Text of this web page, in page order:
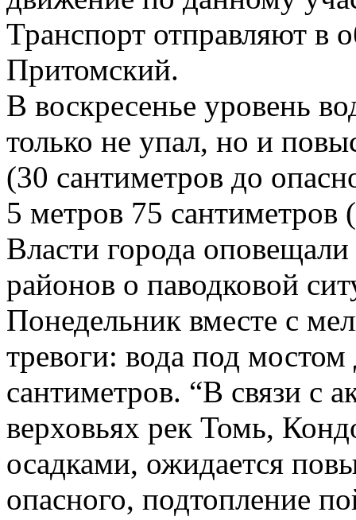
Транспорт отправляют в
Притомский.
В воскресенье уровень
только не упал, но и
(30 сантиметров до
5 метров 75 сантиметров
Власти города
районов о паводковой
Понедельник вместе с
тревоги: вода под
сантиметров. “В связи с
верховьях рек Томь,
осадками, ожидается
опасного, подтопление